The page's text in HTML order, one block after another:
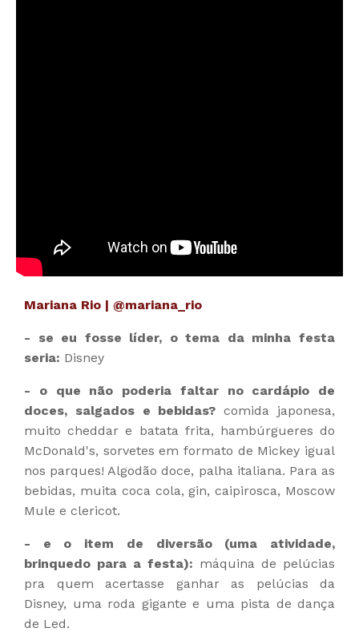
Mariana Rio | @mariana_rio
- se eu fosse líder, o tema da minha festa
seria: Disney
- o que não poderia faltar no cardápio de
doces, salgados e bebidas?comida japonesa,
muito cheddar e batata frita, hambúrgueres do
McDonald's, sorvetes em formato de Mickey igual
nos parques! Algodão doce, palha italiana. Para as
bebidas, muita coca cola, gin, caipirosca, Moscow
Mule e clericot.
- e o item de diversão (uma atividade,
brinquedo para a festa): máquina de pelúcias
pra quem acertasse ganhar as pelúcias da
Disney, uma roda gigante e uma pista de dança
de Led.